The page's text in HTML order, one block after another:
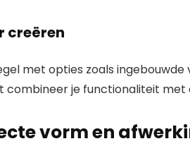
creëren
met opties zoals
combineer je functionaliteit met
vorm en